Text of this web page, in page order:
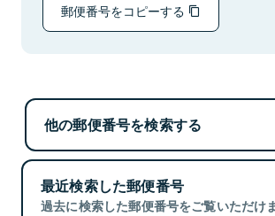
郵便番号をコピーする
他の郵便番号を検索する
最近検索した郵便番号
過去に検索した郵便番号をご覧いただけ